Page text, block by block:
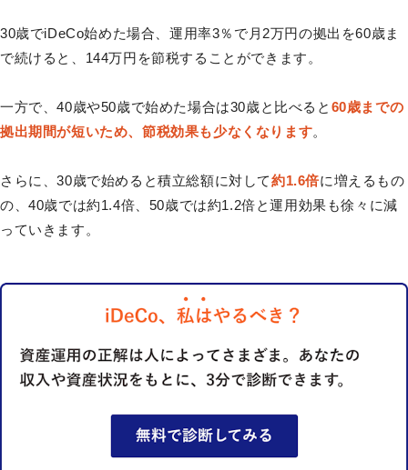
30歳でiDeCo始めた場合、運用率3％で月2万円の拠出を60歳ま
で続けると、144万円を節税することができます。
一方で、40歳や50歳で始めた場合は30歳と比べると 60歳までの
拠出期間が短いため、節税効果も少なくなります。
さらに、30歳で始めると積立総額に対して約1.6倍に増えるもの
の、40歳では約1.4倍、50歳では約1.2倍と運用効果も徐々に減
っていきます。